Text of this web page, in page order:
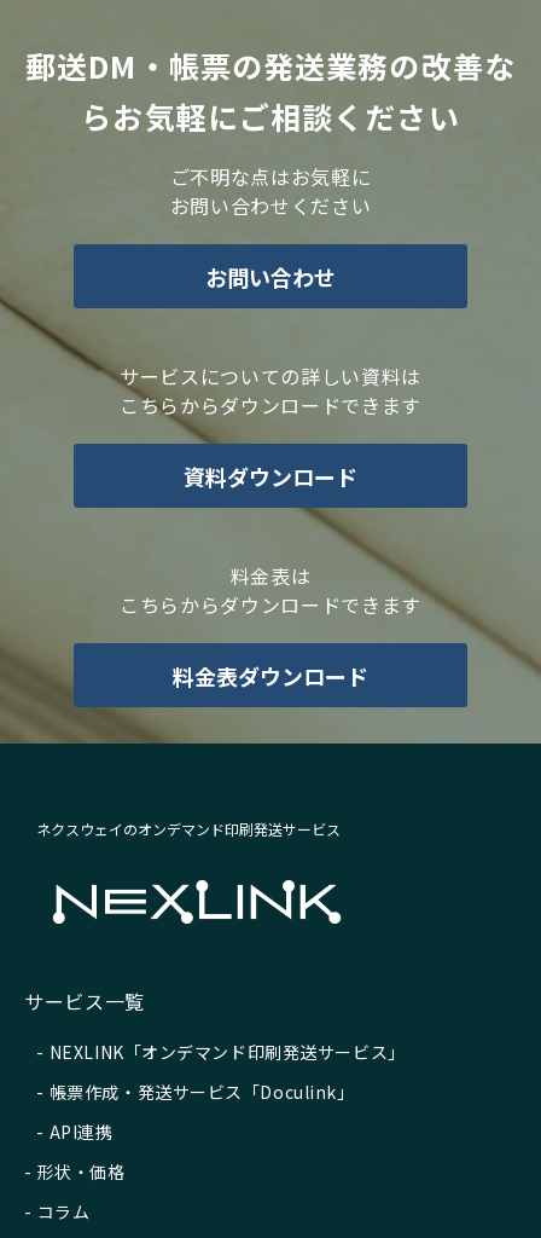
郵送DM・帳票の発送業務の改善な
らお気軽にご相談ください
ご不明な点はお気軽に
お問い合わせください
お問い合わせ
サービスについての詳しい資料は
こちらからダウンロードできます
資料ダウンロード
料金表は
こちらからダウンロードできます
料金表ダウンロード
ネクスウェイのオンデマンド印刷発送サービス
サービス一覧
NEXLINK「オンデマンド印刷発送サービス」
帳票作成・発送サービス「Doculink」
API連携
形状・価格
コラム